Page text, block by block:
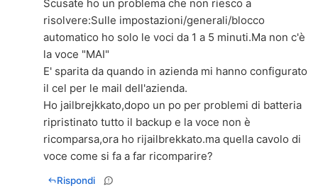
Scusate ho un problema che non riesco a
risolvere:Sulle impostazioni/generali/blocco
automatico ho solo le voci da 1 a 5 minuti.Ma non c'è
la voce "MAI"
E' sparita da quando in azienda mi hanno configurato
il cel per le mail dell'azienda.
Ho jailbrejkkato,dopo un po per problemi di batteria
ripristinato tutto il backup e la voce non è
ricomparsa,ora ho rijailbrekkato.ma quella cavolo di
voce come si fa a far ricomparire?
Rispondi